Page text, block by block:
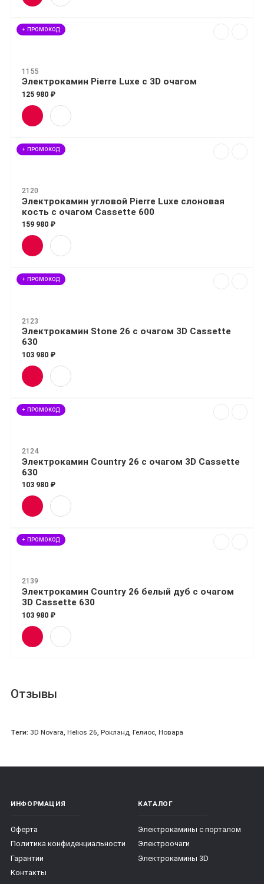
+ ПРОМОКОД
1155
Электрокамин Pierre Luxe с 3D очагом
125 980 ₽
+ ПРОМОКОД
2120
Электрокамин угловой Pierre Luxe слоновая
кость с очагом Cassette 600
159 980 ₽
+ ПРОМОКОД
2123
Электрокамин Stone 26 с очагом 3D Cassette
630
103 980 ₽
+ ПРОМОКОД
2124
Электрокамин Country 26 с очагом 3D Cassette
630
103 980 ₽
+ ПРОМОКОД
2139
Электрокамин Country 26 белый дуб с очагом
3D Cassette 630
103 980 ₽
Отзывы
Теги: 3D Novara, Helios 26, Роклэнд, Гелиос, Новара
ИНФОРМАЦИЯ
Оферта
Политика конфиденциальности
Гарантии
Контакты
КАТАЛОГ
Электрокамины с порталом
Электроочаги
Электрокамины 3D